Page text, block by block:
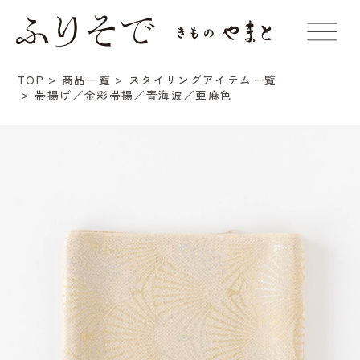
TOP 商品一覧
スタイリングアイテム一覧
帯揚げ／金彩帯揚／青海波／亜麻色